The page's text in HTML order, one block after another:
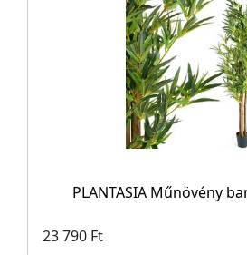
PLANTASIA Műnövény
23 790 Ft